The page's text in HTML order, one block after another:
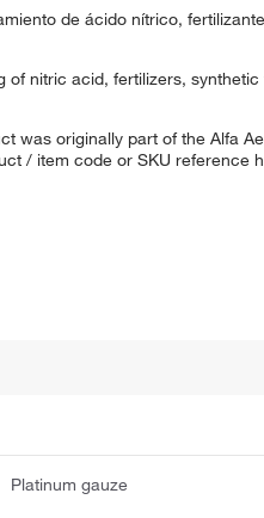
de ácido nítrico,
nitric acid, fertilizers,
was originally part of the Alfa
/ item code or SKU
Platinum gauze